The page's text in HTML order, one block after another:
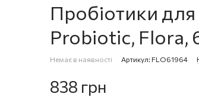
Пробіотики
Probiotic, Flora,
Немає в наявності Артикул: FLO61964
838 грн